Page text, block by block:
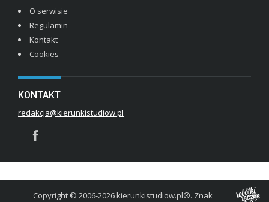
O serwisie
Regulamin
Kontakt
Cookies
KONTAKT
redakcja@kierunkistudiow.pl
Copyright © 2006-2026 kierunkistudiow.pl®. Znak